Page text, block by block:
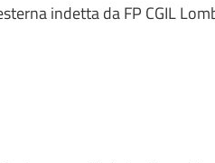
indetta da FP CGIL